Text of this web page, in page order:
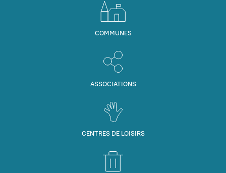
COMMUNES
ASSOCIATIONS
CENTRES DE LOISIRS